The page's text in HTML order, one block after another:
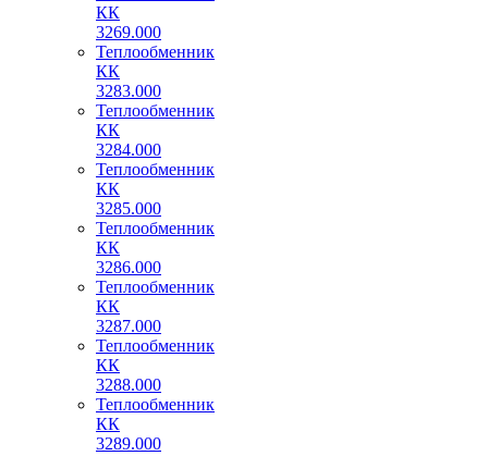
КК
3269.000
Теплообменник
КК
3283.000
Теплообменник
КК
3284.000
Теплообменник
КК
3285.000
Теплообменник
КК
3286.000
Теплообменник
КК
3287.000
Теплообменник
КК
3288.000
Теплообменник
КК
3289.000